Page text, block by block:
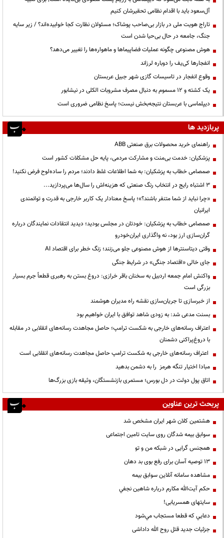
آل‌سعود باید با اقدام نظامی تحقیرشان کنیم
تاراج هویت ملی در بازار بی‌صاحب پوشاک؛ مسئولان نظارت کجا خوابیده‌اند؟ / زیر سایه
جنگ، جامعه در حال بی‌حیا شدن است
هوش مصنوعی چگونه عملیات فضاپیماها و ماهواره‌ها را تغییر می‌دهد؟
انفجارها کی‌یف را دوباره لرزاند
وقوع انفجار در تاسیسات گازی شهر جبیل عربستان
یک کشته و ۱۲ مسموم به دنبال مصرف مشروبات الکلی در نیشابور
دیپلماسی با عربستان نتیجه‌بخش نیست؛ پاسخ نظامی ضروری است
پربازدید ها
راهنمای خرید محصولات برق صنعتی ABB
پزشکیان: خدمت بی‌منت و مشارکت مردمی، پایه حل مشکلات کشور است
صمصامی خطاب به پزشکیان: به شما اطلاعات غلط دادند؛ مردم را ساده‌لوح فرض نکنید!
3 اشتباه رایج در انتخاب رنگ صنعتی که هزینه‌اش را سال‌ها می‌پردازید...
«چرا نباید از شما متنفر باشند؟»؛ پاسخ معنادار یک کاربر خارجی به قدرت و توانمندی
ایرانیان
صمصامی خطاب به پزشکیان: خودتان در مجلس بودید؛ دیدید انتقادات نمایندگان درباره
گران‌سازی ارز بود، نه واگذاری ایران‌خودرو
وقتی دیتاسنترها از هوش مصنوعی جلو می‌زنند؛ زنگ خطر برای اقتصاد AI
جای خالی «اقتصاد جنگی» در شرایط جنگی
واکنش امام جمعه اردبیل به سخنان باقر خرازی: دروغ بستن به رهبری قطعاً جرم بسیار
بزرگی است
از خبرسازی تا جریان‌سازی نقشه راه مدیران هوشمند
بسنت مدعی شد: به زودی شاهد توافق با ایران خواهیم بود
اعتراف رسانه‌های خارجی به شکست ترامپ؛ حاصل مجاهدت رسانه‌های انقلابی در مقابله
با دروغ‌پراکنی دشمنان
اعتراف رسانه‌های خارجی به شکست ترامپ حاصل مجاهدت رسانه‌های انقلابی است
مبادا اختیار تنگه هرمز را به دشمن بدهید
اتاق پول دولت در دل بورس؛ مستمری بازنشستگان، وثیقه بازی بزرگ‌ها
پربحث ترین عناوین
هشتمین کلان شهر ایران مشخص شد
سوابق بیمه شدگان روی سایت تامین اجتماعی
همجنس گرایی در شبکه من و تو
13 توصیه آسان برای رفع بوی بد دهان
مشاهده سامانه آنلاين سوابق بیمه
حكم آيت‌الله مكارم درباره شاهين نجفي
سایتهای همسریابی!
دعايي كه قطعا مستجاب مي‌شود
جزئیات جدید قتل روح الله داداشی